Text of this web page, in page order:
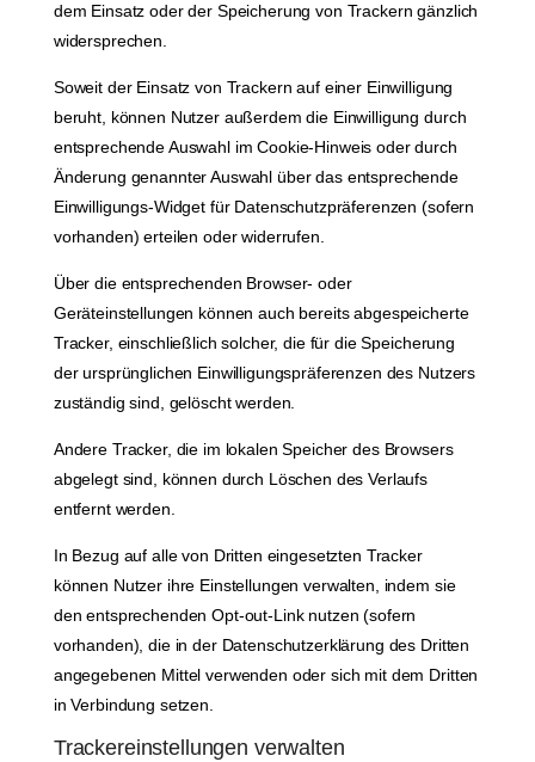
dem Einsatz oder der Speicherung von Trackern gänzlich
widersprechen.
Soweit der Einsatz von Trackern auf einer Einwilligung
beruht, können Nutzer außerdem die Einwilligung durch
entsprechende Auswahl im Cookie-Hinweis oder durch
Änderung genannter Auswahl über das entsprechende
Einwilligungs-Widget für Datenschutzpräferenzen (sofern
vorhanden) erteilen oder widerrufen.
Über die entsprechenden Browser- oder
Geräteinstellungen können auch bereits abgespeicherte
Tracker, einschließlich solcher, die für die Speicherung
der ursprünglichen Einwilligungspräferenzen des Nutzers
zuständig sind, gelöscht werden.
Andere Tracker, die im lokalen Speicher des Browsers
abgelegt sind, können durch Löschen des Verlaufs
entfernt werden.
In Bezug auf alle von Dritten eingesetzten Tracker
können Nutzer ihre Einstellungen verwalten, indem sie
den entsprechenden Opt-out-Link nutzen (sofern
vorhanden), die in der Datenschutzerklärung des Dritten
angegebenen Mittel verwenden oder sich mit dem Dritten
in Verbindung setzen.
Trackereinstellungen verwalten